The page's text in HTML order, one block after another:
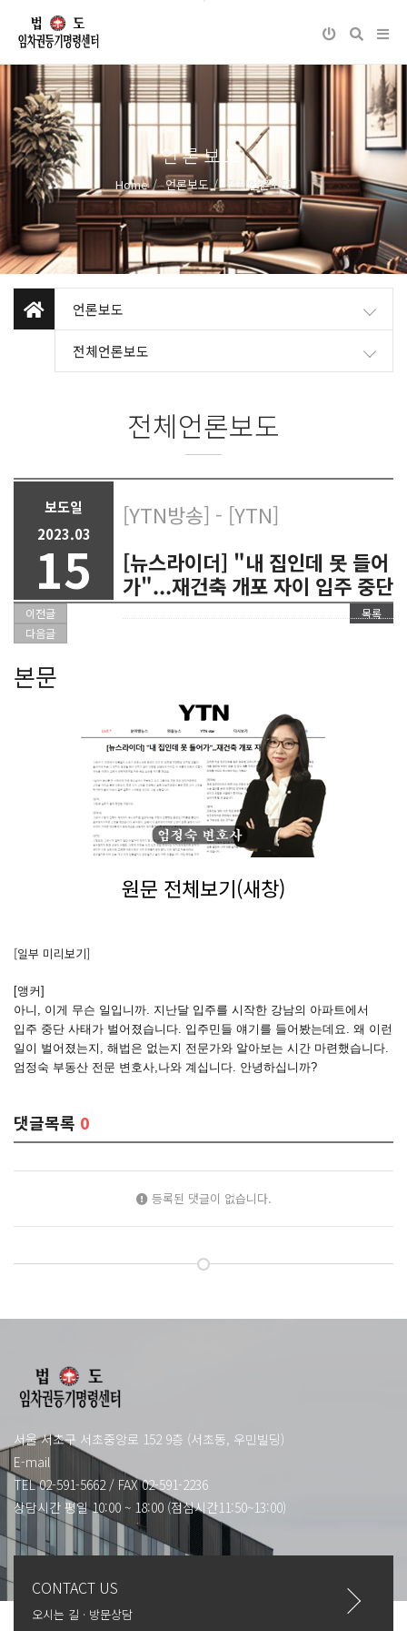
언론보도
Home 언론보도 전체언론보도
언론보도
전체언론보도
전체언론보도
보도일
2023.03
15
[YTN방송] - [YTN]
[뉴스라이더] "내 집인데 못 들어
가"...재건축 개포 자이 입주 중단
이전글
다음글
목록
본문
원문 전체보기(새창)
[일부 미리보기]
[앵커]
아니, 이게 무슨 일입니까. 지난달 입주를 시작한 강남의 아파트에서
입주 중단 사태가 벌어졌습니다. 입주민들 얘기를 들어봤는데요. 왜 이런
일이 벌어졌는지, 해법은 없는지 전문가와 알아보는 시간 마련했습니다.
엄정숙 부동산 전문 변호사,나와 계십니다. 안녕하십니까?
댓글목록 0
등록된 댓글이 없습니다.
서울 서초구 서초중앙로 152 9층 (서초동, 우민빌딩)
E-mail
TEL 02-591-5662 / FAX 02-591-2236
상담시간 평일 10:00 ~ 18:00 (점심시간11:50~13:00)
CONTACT US
오시는 길 · 방문상담